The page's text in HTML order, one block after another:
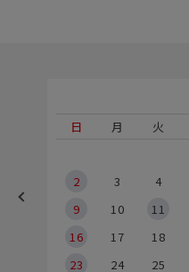
日
月 火
2
3 4
9
10 11
16
17 18
23
24 25